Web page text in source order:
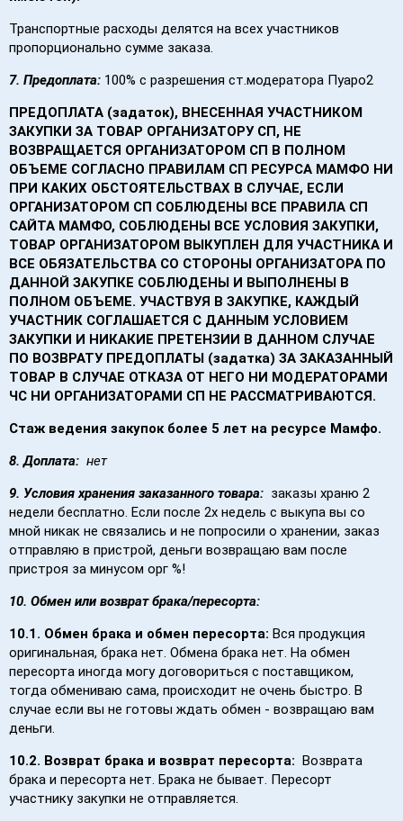
Транспортные расходы делятся на всех участников
пропорционально сумме заказа.
7. Предоплата: 100% с разрешения ст.модератора Пуаро2
ПРЕДОПЛАТА (задаток), ВНЕСЕННАЯ УЧАСТНИКОМ
ЗАКУПКИ ЗА ТОВАР ОРГАНИЗАТОРУ СП, НЕ
ВОЗВРАЩАЕТСЯ ОРГАНИЗАТОРОМ СП В ПОЛНОМ
ОБЪЕМЕ СОГЛАСНО ПРАВИЛАМ СП РЕСУРСА МАМФО НИ
ПРИ КАКИХ ОБСТОЯТЕЛЬСТВАХ В СЛУЧАЕ, ЕСЛИ
ОРГАНИЗАТОРОМ СП СОБЛЮДЕНЫ ВСЕ ПРАВИЛА СП
САЙТА МАМФО, СОБЛЮДЕНЫ ВСЕ УСЛОВИЯ ЗАКУПКИ,
ТОВАР ОРГАНИЗАТОРОМ ВЫКУПЛЕН ДЛЯ УЧАСТНИКА И
ВСЕ ОБЯЗАТЕЛЬСТВА СО СТОРОНЫ ОРГАНИЗАТОРА ПО
ДАННОЙ ЗАКУПКЕ СОБЛЮДЕНЫ И ВЫПОЛНЕНЫ В
ПОЛНОМ ОБЪЕМЕ. УЧАСТВУЯ В ЗАКУПКЕ, КАЖДЫЙ
УЧАСТНИК СОГЛАШАЕТСЯ С ДАННЫМ УСЛОВИЕМ
ЗАКУПКИ И НИКАКИЕ ПРЕТЕНЗИИ В ДАННОМ СЛУЧАЕ
ПО ВОЗВРАТУ ПРЕДОПЛАТЫ (задатка) ЗА ЗАКАЗАННЫЙ
ТОВАР В СЛУЧАЕ ОТКАЗА ОТ НЕГО НИ МОДЕРАТОРАМИ
ЧС НИ ОРГАНИЗАТОРАМИ СП НЕ РАССМАТРИВАЮТСЯ.
Стаж ведения закупок более 5 лет на ресурсе Мамфо.
8. Доплата: нет
9. Условия хранения заказанного товара: заказы храню 2
недели бесплатно. Если после 2х недель с выкупа вы со
мной никак не связались и не попросили о хранении, заказ
отправляю в пристрой, деньги возвращаю вам после
пристроя за минусом орг %!
10. Обмен или возврат брака/пересорта:
10.1. Обмен брака и обмен пересорта: Вся продукция
оригинальная, брака нет. Обмена брака нет. На обмен
пересорта иногда могу договориться с поставщиком,
тогда обмениваю сама, происходит не очень быстро. В
случае если вы не готовы ждать обмен - возвращаю вам
деньги.
10.2. Возврат брака и возврат пересорта: Возврата
брака и пересорта нет. Брака не бывает. Пересорт
участнику закупки не отправляется.